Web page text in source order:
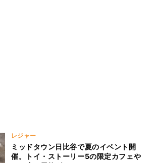
レジャー
ミッドタウン日比谷で夏のイベント開
催。トイ・ストーリー5の限定カフェや